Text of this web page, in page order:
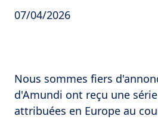
07/04/2026
Nous sommes fiers
d'Amundi ont reçu une
attribuées en Europe au